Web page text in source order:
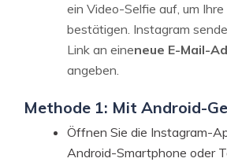
ein Video-Selfie auf, um
bestätigen. Instagram
Link an eineneue E-Mail-
angeben.
Methode 1: Mit Android-
Öffnen Sie die Instagram-
Android-Smartphone oder